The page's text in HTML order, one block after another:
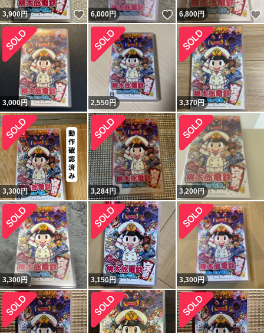
3,900円 いいね！
6,000円 いいね！
6,800円
3,000円 2,550円 3,370円
3,300円 3,284円 3,200円
3,300円 3,150円 3,300円